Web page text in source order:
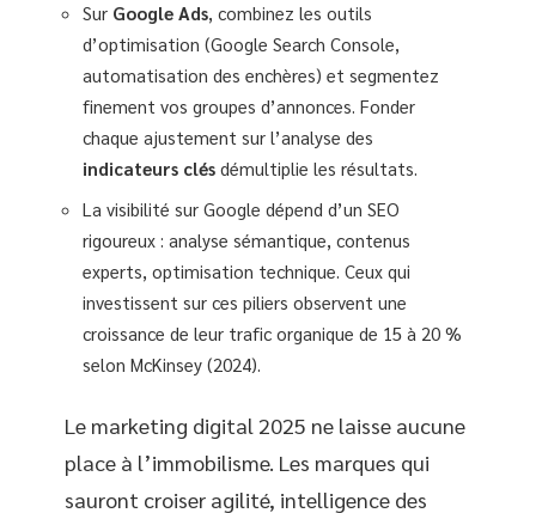
Sur Google Ads, combinez les outils
d’optimisation (Google Search Console,
automatisation des enchères) et segmentez
finement vos groupes d’annonces. Fonder
chaque ajustement sur l’analyse des
indicateurs clés démultiplie les résultats.
La visibilité sur Google dépend d’un SEO
rigoureux : analyse sémantique, contenus
experts, optimisation technique. Ceux qui
investissent sur ces piliers observent une
croissance de leur trafic organique de 15 à 20 %
selon McKinsey (2024).
Le marketing digital 2025 ne laisse aucune
place à l’immobilisme. Les marques qui
sauront croiser agilité, intelligence des